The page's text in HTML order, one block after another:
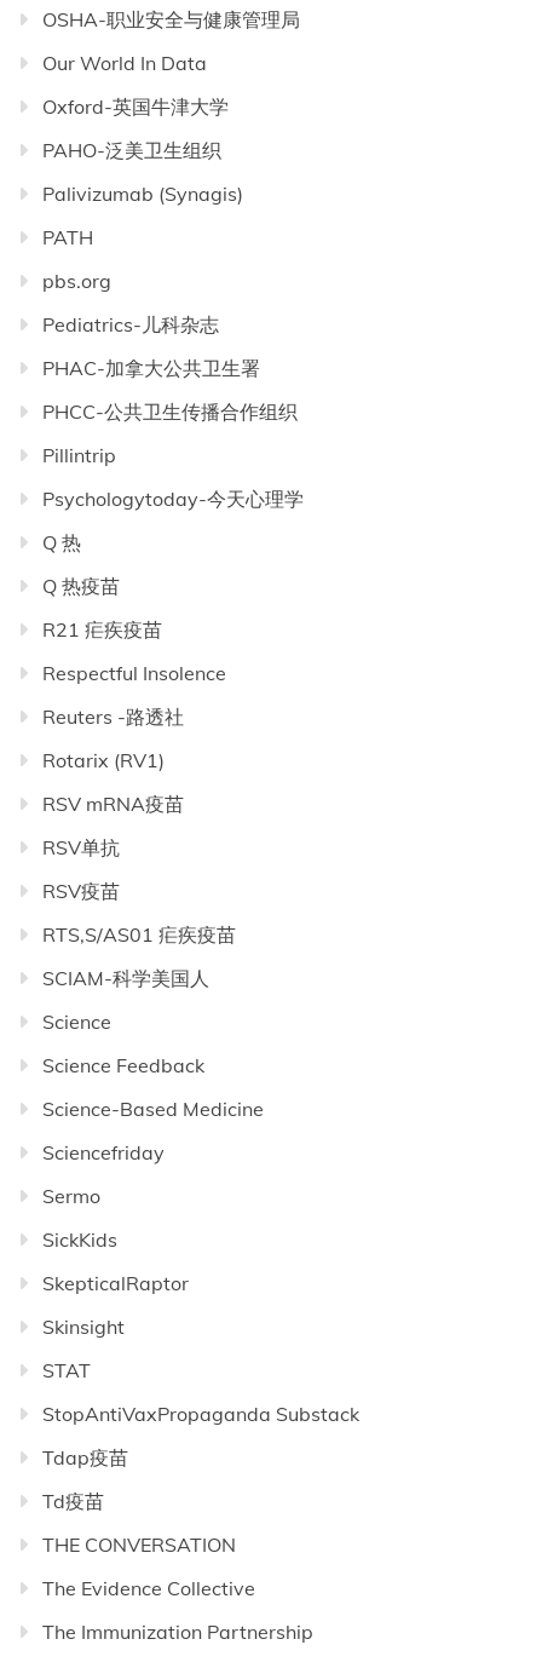
OSHA-职业安全与健康管理局
Our World In Data
Oxford-英国牛津大学
PAHO-泛美卫生组织
Palivizumab (Synagis)
PATH
pbs.org
Pediatrics-儿科杂志
PHAC-加拿大公共卫生署
PHCC-公共卫生传播合作组织
Pillintrip
Psychologytoday-今天心理学
Q 热
Q 热疫苗
R21 疟疾疫苗
Respectful Insolence
Reuters -路透社
Rotarix (RV1)
RSV mRNA疫苗
RSV单抗
RSV疫苗
RTS,S/AS01 疟疾疫苗
SCIAM-科学美国人
Science
Science Feedback
Science-Based Medicine
Sciencefriday
Sermo
SickKids
SkepticalRaptor
Skinsight
STAT
StopAntiVaxPropaganda Substack
Tdap疫苗
Td疫苗
THE CONVERSATION
The Evidence Collective
The Immunization Partnership